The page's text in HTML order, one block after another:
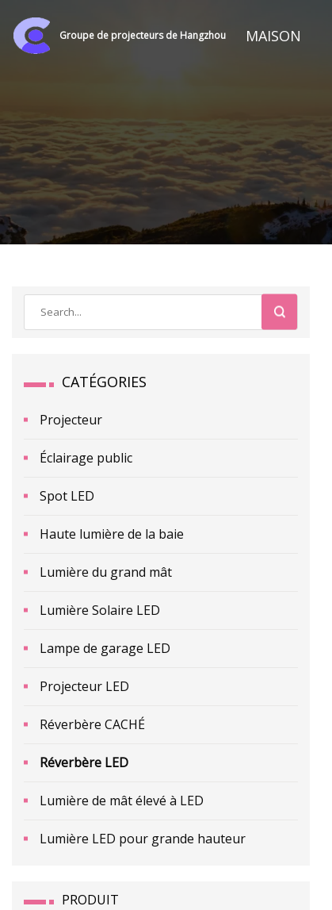
Groupe de projecteurs de Hangzhou MAISON
CATÉGORIES
Projecteur
Éclairage public
Spot LED
Haute lumière de la baie
Lumière du grand mât
Lumière Solaire LED
Lampe de garage LED
Projecteur LED
Réverbère CACHÉ
Réverbère LED
Lumière de mât élevé à LED
Lumière LED pour grande hauteur
PRODUIT